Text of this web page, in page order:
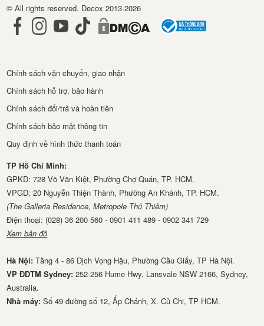
© All rights reserved. Decox 2013-2026
Chính sách vận chuyển, giao nhận
Chính sách hỗ trợ, bảo hành
Chính sách đổi/trả và hoàn tiền
Chính sách bảo mật thông tin
Quy định về hình thức thanh toán
TP Hồ Chí Minh:
GPKD: 728 Võ Văn Kiệt, Phường Chợ Quán, TP. HCM.
VPGD: 20 Nguyễn Thiện Thành, Phường An Khánh, TP. HCM.
(The Galleria Residence, Metropole Thủ Thiêm)
Điện thoại: (028) 36 200 560 - 0901 411 489 - 0902 341 729
Xem bản đồ
Hà Nội:Tầng 4 - 86 Dịch Vọng Hậu, Phường Cầu Giấy, TP Hà Nội.
VP ĐDTM Sydney: 252-256 Hume Hwy, Lansvale NSW 2166, Sydney,
Australia.
Nhà má​y: Số 49 đường số 12, Ấp Chánh, X. Củ Chi, TP HCM.